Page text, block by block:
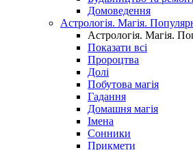
Домоведення
Астрологія. Магія.
Астрологія. Магія.
Показати всі
Пророцтва
Долі
Побутова магія
Гадання
Домашня магія
Імена
Сонники
Прикмети